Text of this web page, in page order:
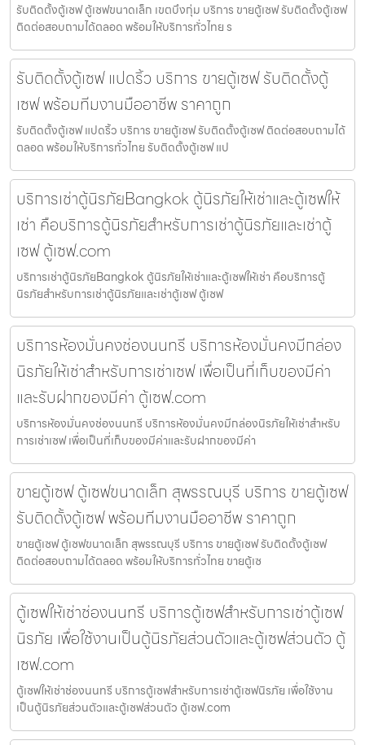
รับติดตั้งตู้เซฟ ตู้เซฟขนาดเล็ก เขตบึงกุ่ม บริการ ขายตู้เซฟ รับติดตั้งตู้เซฟ
ติดต่อสอบถามได้ตลอด พร้อมให้บริการทั่วไทย ร
รับติดตั้งตู้เซฟ แปดริ้ว บริการ ขายตู้เซฟ รับติดตั้งตู้
เซฟ พร้อมทีมงานมืออาชีพ ราคาถูก
รับติดตั้งตู้เซฟ แปดริ้ว บริการ ขายตู้เซฟ รับติดตั้งตู้เซฟ ติดต่อสอบถามได้
ตลอด พร้อมให้บริการทั่วไทย รับติดตั้งตู้เซฟ แป
บริการเช่าตู้นิรภัยBangkok ตู้นิรภัยให้เช่าและตู้เซฟให้
เช่า คือบริการตู้นิรภัยสำหรับการเช่าตู้นิรภัยและเช่าตู้
เซฟ ตู้เซฟ.com
บริการเช่าตู้นิรภัยBangkok ตู้นิรภัยให้เช่าและตู้เซฟให้เช่า คือบริการตู้
นิรภัยสำหรับการเช่าตู้นิรภัยและเช่าตู้เซฟ ตู้เซฟ
บริการห้องมั่นคงช่องนนทรี บริการห้องมั่นคงมีกล่อง
นิรภัยให้เช่าสำหรับการเช่าเซฟ เพื่อเป็นที่เก็บของมีค่า
และรับฝากของมีค่า ตู้เซฟ.com
บริการห้องมั่นคงช่องนนทรี บริการห้องมั่นคงมีกล่องนิรภัยให้เช่าสำหรับ
การเช่าเซฟ เพื่อเป็นที่เก็บของมีค่าและรับฝากของมีค่า
ขายตู้เซฟ ตู้เซฟขนาดเล็ก สุพรรณบุรี บริการ ขายตู้เซฟ
รับติดตั้งตู้เซฟ พร้อมทีมงานมืออาชีพ ราคาถูก
ขายตู้เซฟ ตู้เซฟขนาดเล็ก สุพรรณบุรี บริการ ขายตู้เซฟ รับติดตั้งตู้เซฟ
ติดต่อสอบถามได้ตลอด พร้อมให้บริการทั่วไทย ขายตู้เซ
ตู้เซฟให้เช่าช่องนนทรี บริการตู้เซฟสำหรับการเช่าตู้เซฟ
นิรภัย เพื่อใช้งานเป็นตู้นิรภัยส่วนตัวและตู้เซฟส่วนตัว ตู้
เซฟ.com
ตู้เซฟให้เช่าช่องนนทรี บริการตู้เซฟสำหรับการเช่าตู้เซฟนิรภัย เพื่อใช้งาน
เป็นตู้นิรภัยส่วนตัวและตู้เซฟส่วนตัว ตู้เซฟ.com